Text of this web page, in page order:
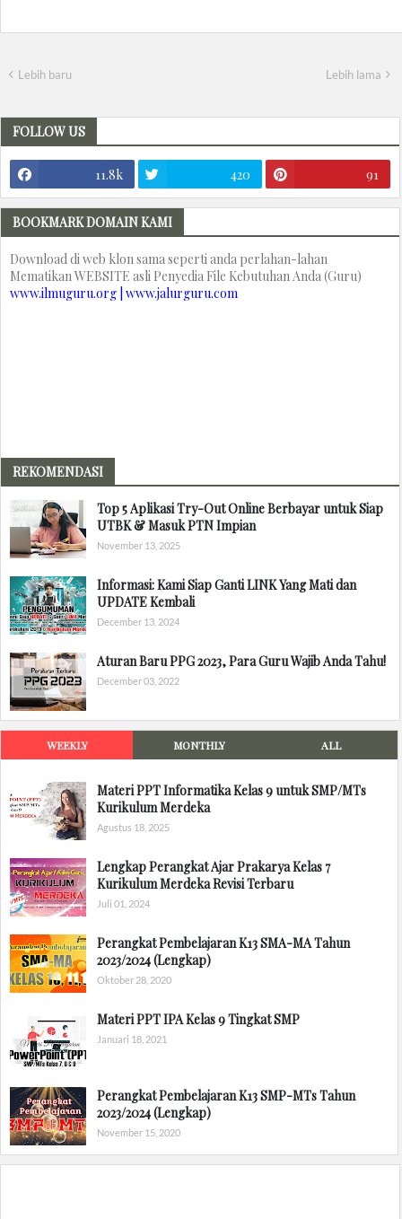
Lebih baru Lebih lama
FOLLOW US
11.8k 420 91
BOOKMARK DOMAIN KAMI
Download di web klon sama seperti anda perlahan-lahan
Mematikan WEBSITE asli Penyedia File Kebutuhan Anda (Guru)
www.ilmuguru.org | www.jalurguru.com
REKOMENDASI
Top 5 Aplikasi Try-Out Online Berbayar untuk Siap
UTBK & Masuk PTN Impian
November 13, 2025
Informasi: Kami Siap Ganti LINK Yang Mati dan
UPDATE Kembali
December 13, 2024
Aturan Baru PPG 2023, Para Guru Wajib Anda Tahu!
December 03, 2022
WEEKLY MONTHLY ALL
Materi PPT Informatika Kelas 9 untuk SMP/MTs
Kurikulum Merdeka
Agustus 18, 2025
Lengkap Perangkat Ajar Prakarya Kelas 7
Kurikulum Merdeka Revisi Terbaru
Juli 01, 2024
Perangkat Pembelajaran K13 SMA-MA Tahun
2023/2024 (Lengkap)
Oktober 28, 2020
Materi PPT IPA Kelas 9 Tingkat SMP
Januari 18, 2021
Perangkat Pembelajaran K13 SMP-MTs Tahun
2023/2024 (Lengkap)
November 15, 2020